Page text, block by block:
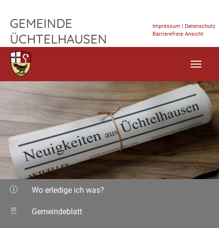
GEMEINDE
ÜCHTELHAUSEN
Impressum | Datenschutz
Barrierefreie Ansicht
Wo erledige ich was?
Gemeindeblatt